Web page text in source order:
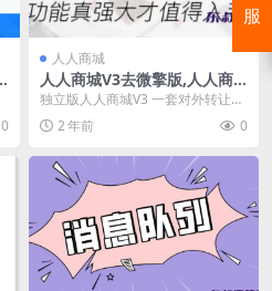
0
人人商城
人人商城V3去微擎版,人人商
城V3独立版全功能版本转让
独立版人人商城V3 一套对外转让，
非微擎版本（微擎版本也有一
套）。人人商城V3尊...
2 年前 0
服